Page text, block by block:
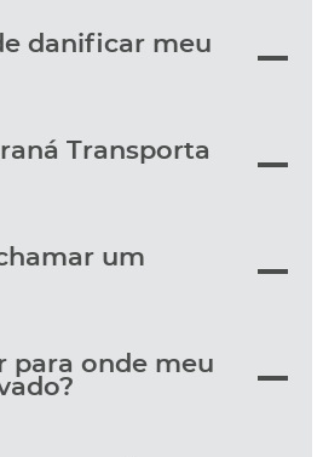
danificar meu
Transporta
um
para onde meu